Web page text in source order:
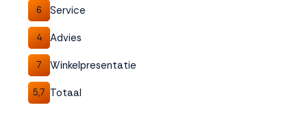
6 Service
4 Advies
7 Winkelpresentatie
5,7 Totaal